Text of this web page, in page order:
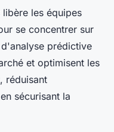
les équipes
se concentrer sur
prédictive
et optimisent les
réduisant
sécurisant la